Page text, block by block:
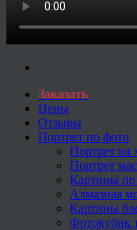
Заказать
Цены
Отзывы
Портрет по фото
Портрет на
Портрет
Картины
Алмазная
Картины
Фотокубик